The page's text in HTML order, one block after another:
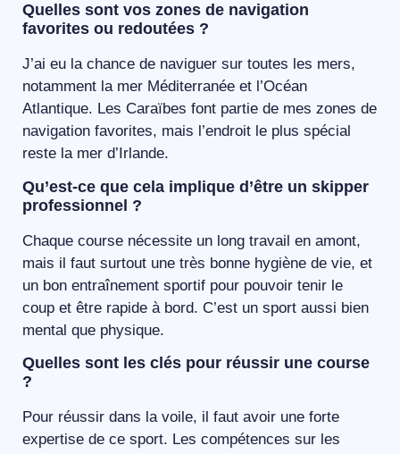
Quelles sont vos zones de navigation
favorites ou redoutées ?
J’ai eu la chance de naviguer sur toutes les mers,
notamment la mer Méditerranée et l’Océan
Atlantique. Les Caraïbes font partie de mes zones de
navigation favorites, mais l’endroit le plus spécial
reste la mer d’Irlande.
Qu’est-ce que cela implique d’être un skipper
professionnel ?
Chaque course nécessite un long travail en amont,
mais il faut surtout une très bonne hygiène de vie, et
un bon entraînement sportif pour pouvoir tenir le
coup et être rapide à bord. C’est un sport aussi bien
mental que physique.
Quelles sont les clés pour réussir une course
?
Pour réussir dans la voile, il faut avoir une forte
expertise de ce sport. Les compétences sur les